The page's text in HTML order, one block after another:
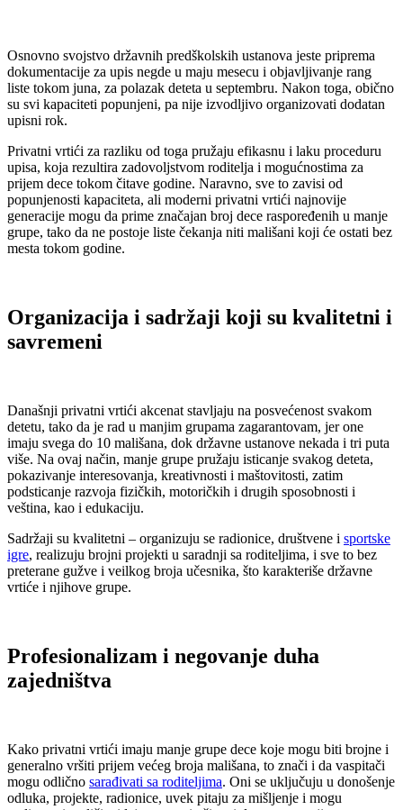
Osnovno svojstvo državnih predškolskih ustanova jeste priprema
dokumentacije za upis negde u maju mesecu i objavljivanje rang
liste tokom juna, za polazak deteta u septembru. Nakon toga, obično
su svi kapaciteti popunjeni, pa nije izvodljivo organizovati dodatan
upisni rok.
Privatni vrtići za razliku od toga pružaju efikasnu i laku proceduru
upisa, koja rezultira zadovoljstvom roditelja i mogućnostima za
prijem dece tokom čitave godine. Naravno, sve to zavisi od
popunjenosti kapaciteta, ali moderni privatni vrtići najnovije
generacije mogu da prime značajan broj dece raspoređenih u manje
grupe, tako da ne postoje liste čekanja niti mališani koji će ostati bez
mesta tokom godine.
Organizacija i sadržaji koji su kvalitetni i
savremeni
Današnji privatni vrtići akcenat stavljaju na posvećenost svakom
detetu, tako da je rad u manjim grupama zagarantovam, jer one
imaju svega do 10 mališana, dok državne ustanove nekada i tri puta
više. Na ovaj način, manje grupe pružaju isticanje svakog deteta,
pokazivanje interesovanja, kreativnosti i maštovitosti, zatim
podsticanje razvoja fizičkih, motoričkih i drugih sposobnosti i
veština, kao i edukaciju.
Sadržaji su kvalitetni – organizuju se radionice, društvene i sportske
igre, realizuju brojni projekti u saradnji sa roditeljima, i sve to bez
preterane gužve i veilkog broja učesnika, što karakteriše državne
vrtiće i njihove grupe.
Profesionalizam i negovanje duha
zajedništva
Kako privatni vrtići imaju manje grupe dece koje mogu biti brojne i
generalno vršiti prijem većeg broja mališana, to znači i da vaspitači
mogu odlično sarađivati sa roditeljima. Oni se uključuju u donošenje
odluka, projekte, radionice, uvek pitaju za mišljenje i mogu